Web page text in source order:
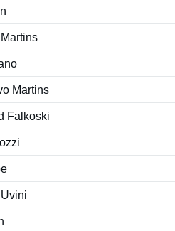
Martins
Falkoski